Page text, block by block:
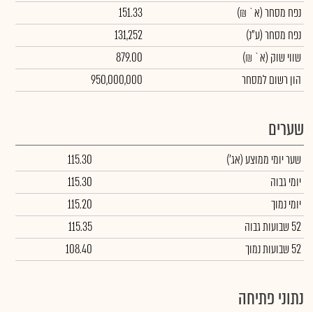
נפח מסחר(א` ₪)
151.33
נפח מסחר(ע"נ)
131,252
שווי שוק (א` ₪)
879.00
הון רשום למסחר
950,000,000
שערים
שער יומי ממוצע(אג')
115.30
יומי גבוה
115.30
יומי נמוך
115.20
52 שבועות גבוה
115.35
52 שבועות נמוך
108.40
נתוני פתיחה